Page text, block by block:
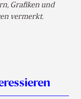
Grafiken und
vermerkt.